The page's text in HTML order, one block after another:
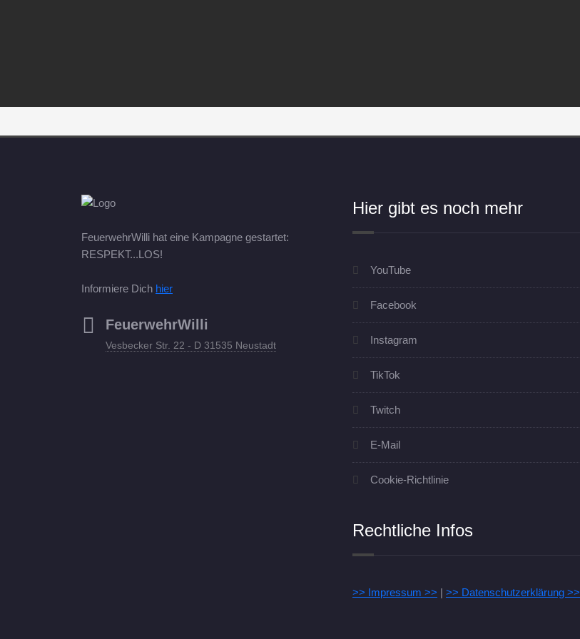
FeuerwehrWilli hat eine Kampagne gestartet:
RESPEKT...LOS!
Informiere Dich hier
FeuerwehrWilli
Vesbecker Str. 22 - D 31535 Neustadt
Hier gibt es noch mehr
YouTube
Facebook
Instagram
TikTok
Twitch
E-Mail
Cookie-Richtlinie
Rechtliche Infos
>> Impressum >> | >> Datenschutzerklärung >>